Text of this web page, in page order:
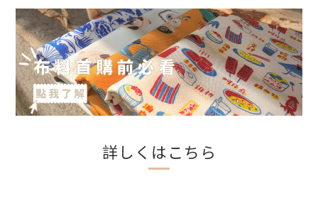
詳しくはこちら